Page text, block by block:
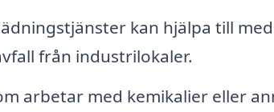
kan hjälpa till
från industrilokaler.
arbetar med kemikalier eller